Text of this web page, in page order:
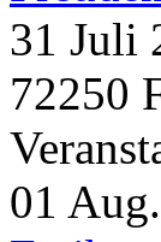
31 Juli
72250
01 Aug.